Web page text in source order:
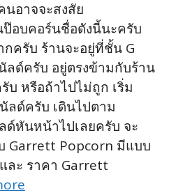
นอาจจะสงสัย
อบคอร์นชื่อดังนี้นะครับ
ครับ ร้านจะอยู่ที่ชั้น G
ด์ครับ อยู่ตรงข้ามกับร้าน
บ หรือถ้าไปไม่ถูก เริ่ม
ลด์ครับ เดินไปตาม
หันหน้าไปเลยครับ จะ
Garrett Popcorn มีแบบ
ละ ราคา Garrett